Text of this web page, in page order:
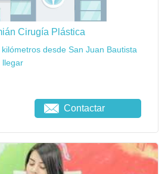
Cirugía Plástica
desde San Juan Bautista
llegar
Contactar